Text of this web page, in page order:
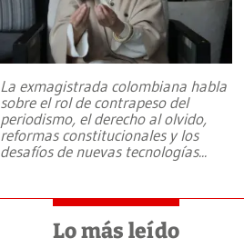
La exmagistrada colombiana habla
sobre el rol de contrapeso del
periodismo, el derecho al olvido,
reformas constitucionales y los
desafíos de nuevas tecnologías...
Lo más leído